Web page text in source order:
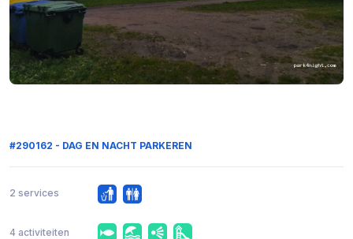
#290162 - DAG EN NACHT PARKEREN
2 services
4 activiteiten